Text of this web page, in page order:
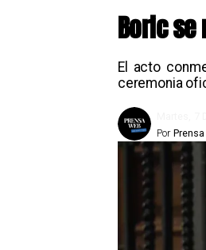
Boric
El acto
ceremonia
Por